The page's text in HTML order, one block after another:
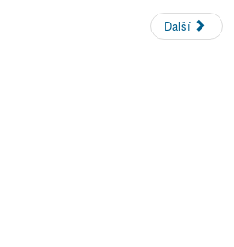
Další